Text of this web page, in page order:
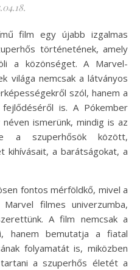
történetének, amely
a közönséget. A Marvel-
világa nemcsak a látványos
szól, hanem a
is. A Pókember
ismerünk, mindig is az
a szuperhősök között,
kihívásait, a barátságokat, a
fontos mérföldkő, mivel a
filmes univerzumba,
A film nemcsak a
hanem bemutatja a fiatal
folyamatát is, miközben
a szuperhős életét a